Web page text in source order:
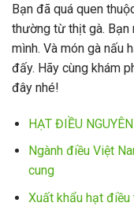
Bạn đã quá quen
thường từ thịt gà. Bạn
mình. Và món gà nấu
đấy. Hãy cùng khám
đây nhé!
HẠT ĐIỀU
Ngành điều Việt
cung
Xuất khẩu hạt điều